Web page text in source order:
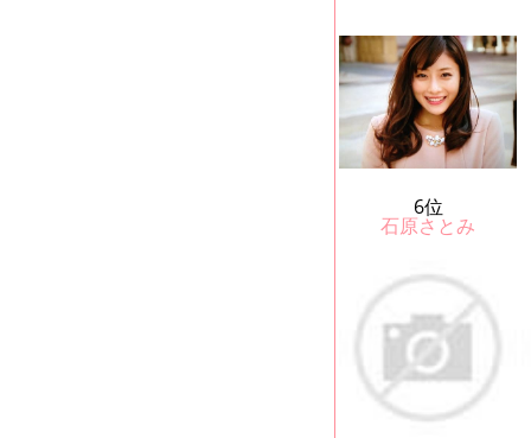
6位
石原さとみ